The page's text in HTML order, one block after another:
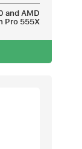
and AMD
Pro 555X